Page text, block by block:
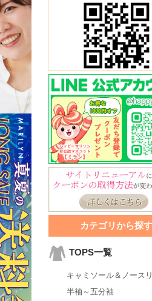
カテゴリから探す
TOPS一覧
キャミソール＆ノース
半袖～五分袖